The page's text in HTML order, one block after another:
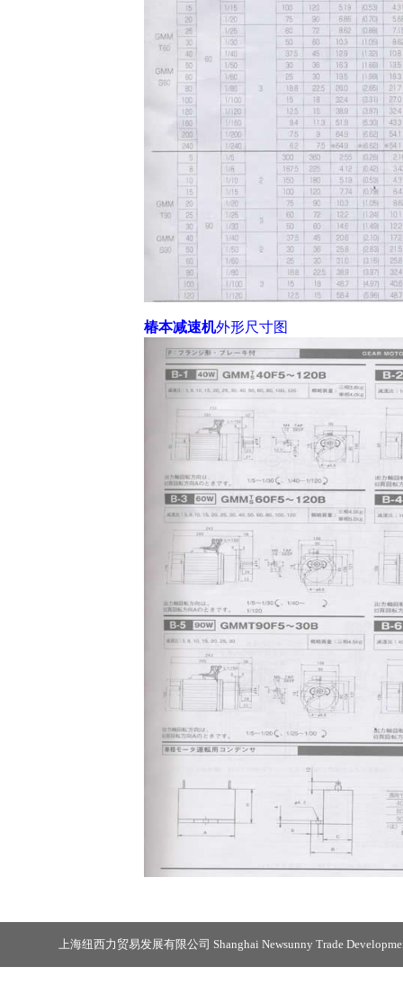
椿本减速机外形尺寸图
上海纽西力贸易发展有限公司 Shanghai Newsunny Trade